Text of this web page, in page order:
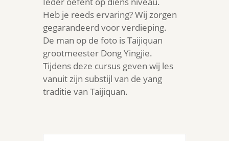
Heb je reeds ervaring? Wij zorgen
gegarandeerd voor verdieping.
De man op de foto is Taijiquan
grootmeester Dong Yingjie.
Tijdens deze cursus geven wij les
vanuit zijn substijl van de yang
traditie van Taijiquan.